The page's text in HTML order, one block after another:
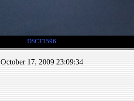
DSCF1596
October 17, 2009 23:09:34